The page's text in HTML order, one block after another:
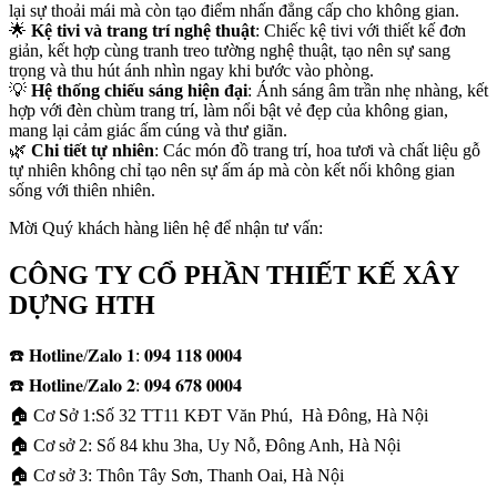
lại sự thoải mái mà còn tạo điểm nhấn đẳng cấp cho không gian.
🌟 Kệ tivi và trang trí nghệ thuật: Chiếc kệ tivi với thiết kế đơn
giản, kết hợp cùng tranh treo tường nghệ thuật, tạo nên sự sang
trọng và thu hút ánh nhìn ngay khi bước vào phòng.
💡 Hệ thống chiếu sáng hiện đại: Ánh sáng âm trần nhẹ nhàng, kết
hợp với đèn chùm trang trí, làm nổi bật vẻ đẹp của không gian,
mang lại cảm giác ấm cúng và thư giãn.
🌿 Chi tiết tự nhiên: Các món đồ trang trí, hoa tươi và chất liệu gỗ
tự nhiên không chỉ tạo nên sự ấm áp mà còn kết nối không gian
sống với thiên nhiên.
Mời Quý khách hàng liên hệ để nhận tư vấn:
CÔNG TY CỔ PHẦN THIẾT KẾ XÂY
DỰNG HTH
☎️ 𝐇𝐨𝐭𝐥𝐢𝐧𝐞/𝐙𝐚𝐥𝐨 𝟏: 𝟎𝟗𝟒 𝟏𝟏𝟖 𝟎𝟎𝟎𝟒
☎️ 𝐇𝐨𝐭𝐥𝐢𝐧𝐞/𝐙𝐚𝐥𝐨 𝟐: 𝟎𝟗𝟒 𝟔𝟕𝟖 𝟎𝟎𝟎𝟒
🏠 Cơ Sở 1:Số 32 TT11 KĐT Văn Phú, Hà Đông, Hà Nội
🏠 Cơ sở 2: Số 84 khu 3ha, Uy Nỗ, Đông Anh, Hà Nội
🏠 Cơ sở 3: Thôn Tây Sơn, Thanh Oai, Hà Nội​